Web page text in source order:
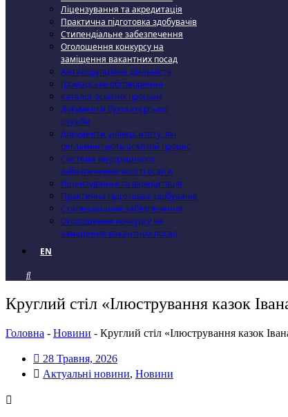
Ліцензування та акредитація
Практична підготовка здобувачів
Стипендіальне забезпечення
Оголошення конкурсу на
заміщення вакантних посад
Антикорупційна діяльність
Громадське обговорення
Каталог освітніх програм
Документи бухгалтерської
служби
Документи університету, які
регламентують освітній процес
Система внутрішнього
забезпечення якості освіти
Ліцензування та акредитація
Практична підготовка здобувачів
Стипендіальне забезпечення
Оголошення конкурсу на
заміщення вакантних посад
EN
Круглий стіл «Ілюстрування казок
Головна - Новини - Круглий стіл «Ілюстрування казок
28 Травня, 2026
Актуальні новини, Новини